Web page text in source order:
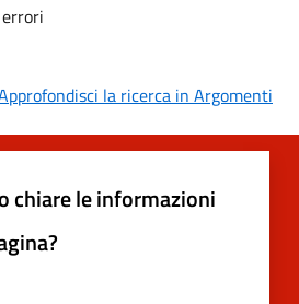
la ricerca in Argomenti
chiare le informazioni